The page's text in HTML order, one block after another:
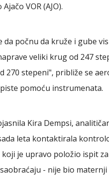
VOR (AJO).
da počnu da kruže i gube
veliki krug od 247
270 stepeni", približe se
pomoću instrumenata.
Kira Dempsi,
leta kontaktirala
koji je upravo položio ispit
- nije bio